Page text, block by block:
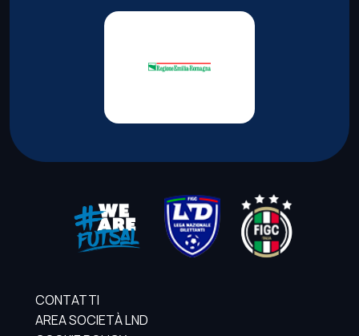
CONTATTI
AREA SOCIETÀ LND